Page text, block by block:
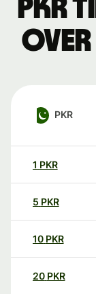
PKR
over
PKR
1 PKR
5 PKR
10 PKR
20 PKR